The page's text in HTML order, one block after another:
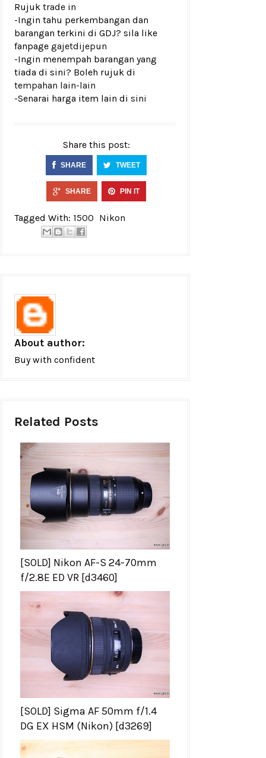
Rujuk trade in
-Ingin tahu perkembangan dan
barangan terkini di GDJ? sila like
fanpage gajetdijepun
-Ingin menempah barangan yang
tiada di sini? Boleh rujuk di
tempahan lain-lain
-Senarai harga item lain di sini
Share this post:
SHARE TWEET
SHARE PIN IT
Tagged With: 1500 Nikon
About author:
Buy with confident
Related Posts
[SOLD] Nikon AF-S 24-70mm
f/2.8E ED VR [d3460]
[SOLD] Sigma AF 50mm f/1.4
DG EX HSM (Nikon) [d3269]